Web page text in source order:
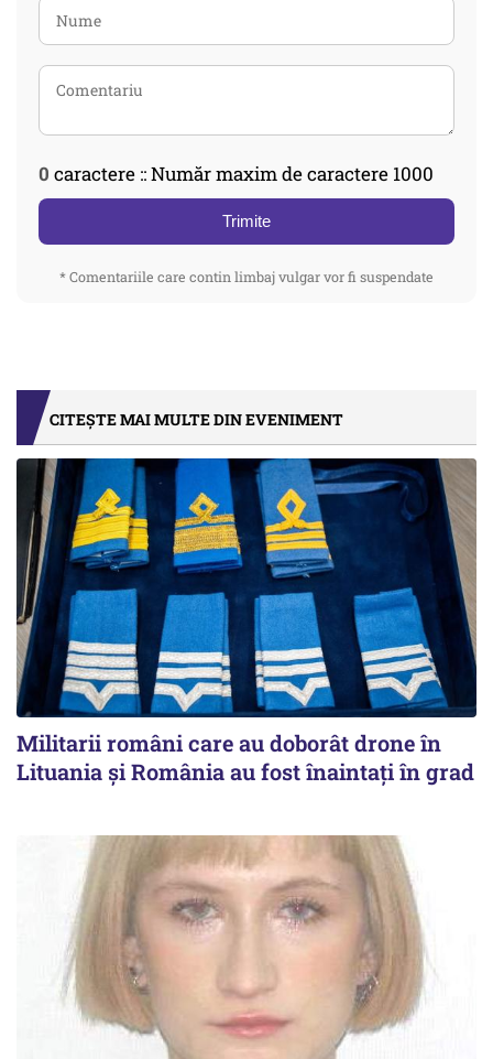
0 caractere :: Număr maxim de caractere 1000
Trimite
* Comentariile care contin limbaj vulgar vor fi suspendate
CITEȘTE MAI MULTE DIN EVENIMENT
Militarii români care au doborât drone în
Lituania şi România au fost înaintaţi în grad